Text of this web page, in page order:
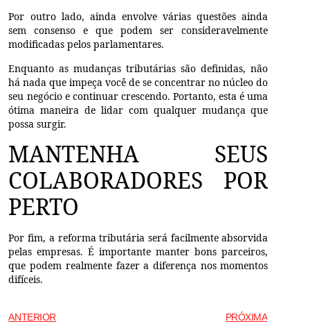
Por outro lado, ainda envolve várias questões ainda
sem consenso e que podem ser consideravelmente
modificadas pelos parlamentares.
Enquanto as mudanças tributárias são definidas, não
há nada que impeça você de se concentrar no núcleo do
seu negócio e continuar crescendo. Portanto, esta é uma
ótima maneira de lidar com qualquer mudança que
possa surgir.
MANTENHA SEUS
COLABORADORES POR
PERTO
Por fim, a reforma tributária será facilmente absorvida
pelas empresas. É importante manter bons parceiros,
que podem realmente fazer a diferença nos momentos
difíceis.
ANTERIOR PRÓXIMA